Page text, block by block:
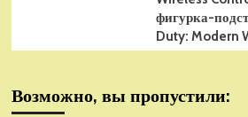
фигурка-
Duty: Modern
Возможно, вы пропустили: